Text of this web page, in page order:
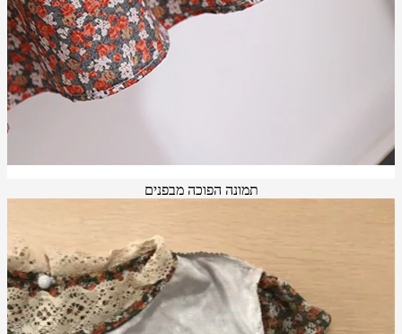
תמונה הפוכה מבפנים